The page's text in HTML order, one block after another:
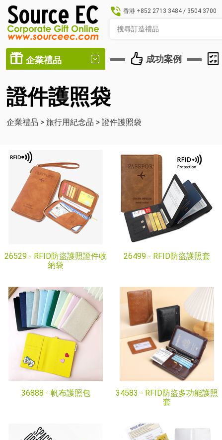
香港 +852 2713 3484 / 3504 3700
企業禮品 成功案例
證件護照袋
企業禮品 > 旅行用紀念品 > 證件護照袋
26529 - RFID防盜護照證件收
納袋
26499 - RFID防盜護照套
36888 - 帆布護照包 34583 - RFID防盜多功能護照
套